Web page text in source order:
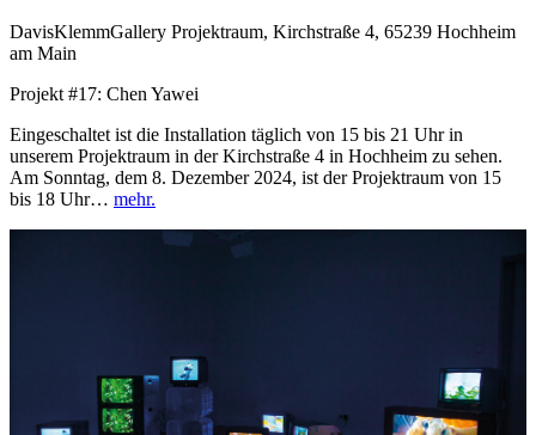
DavisKlemmGallery Projektraum, Kirchstraße 4, 65239 Hochheim
am Main
Projekt #17: Chen Yawei
Eingeschaltet ist die Installation täglich von 15 bis 21 Uhr in
unserem Projektraum in der Kirchstraße 4 in Hochheim zu sehen.
Am Sonntag, dem 8. Dezember 2024, ist der Projektraum von 15
bis 18 Uhr… mehr.